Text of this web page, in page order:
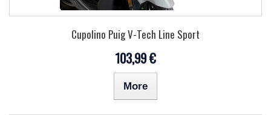
Cupolino Puig V-Tech Line Sport
103,99 €
More